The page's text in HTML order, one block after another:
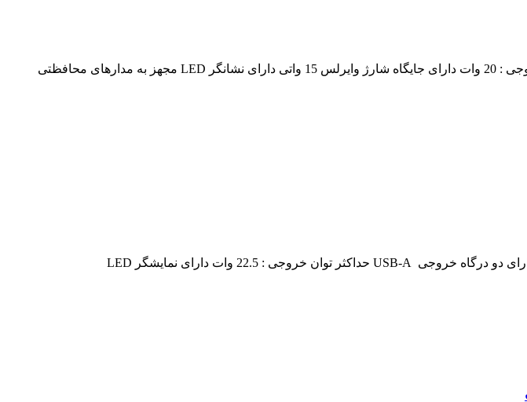
ابعاد : 95*65*15 میلی متر وزن : 115 گرم دارای یک درگاه تایپ سی مشترک(خروجی و ورودی) توان خروجی : 20 وات دارای جایگاه شارژ وایرلس 15 واتی دارای نشانگر LED مجهز به مدارهای محافظتی